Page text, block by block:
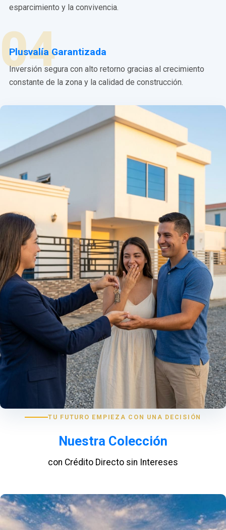
esparcimiento y la convivencia.
04
Plusvalía Garantizada
Inversión segura con alto retorno gracias al crecimiento
constante de la zona y la calidad de construcción.
TU FUTURO EMPIEZA CON UNA DECISIÓN
Nuestra Colección
con Crédito Directo sin Intereses